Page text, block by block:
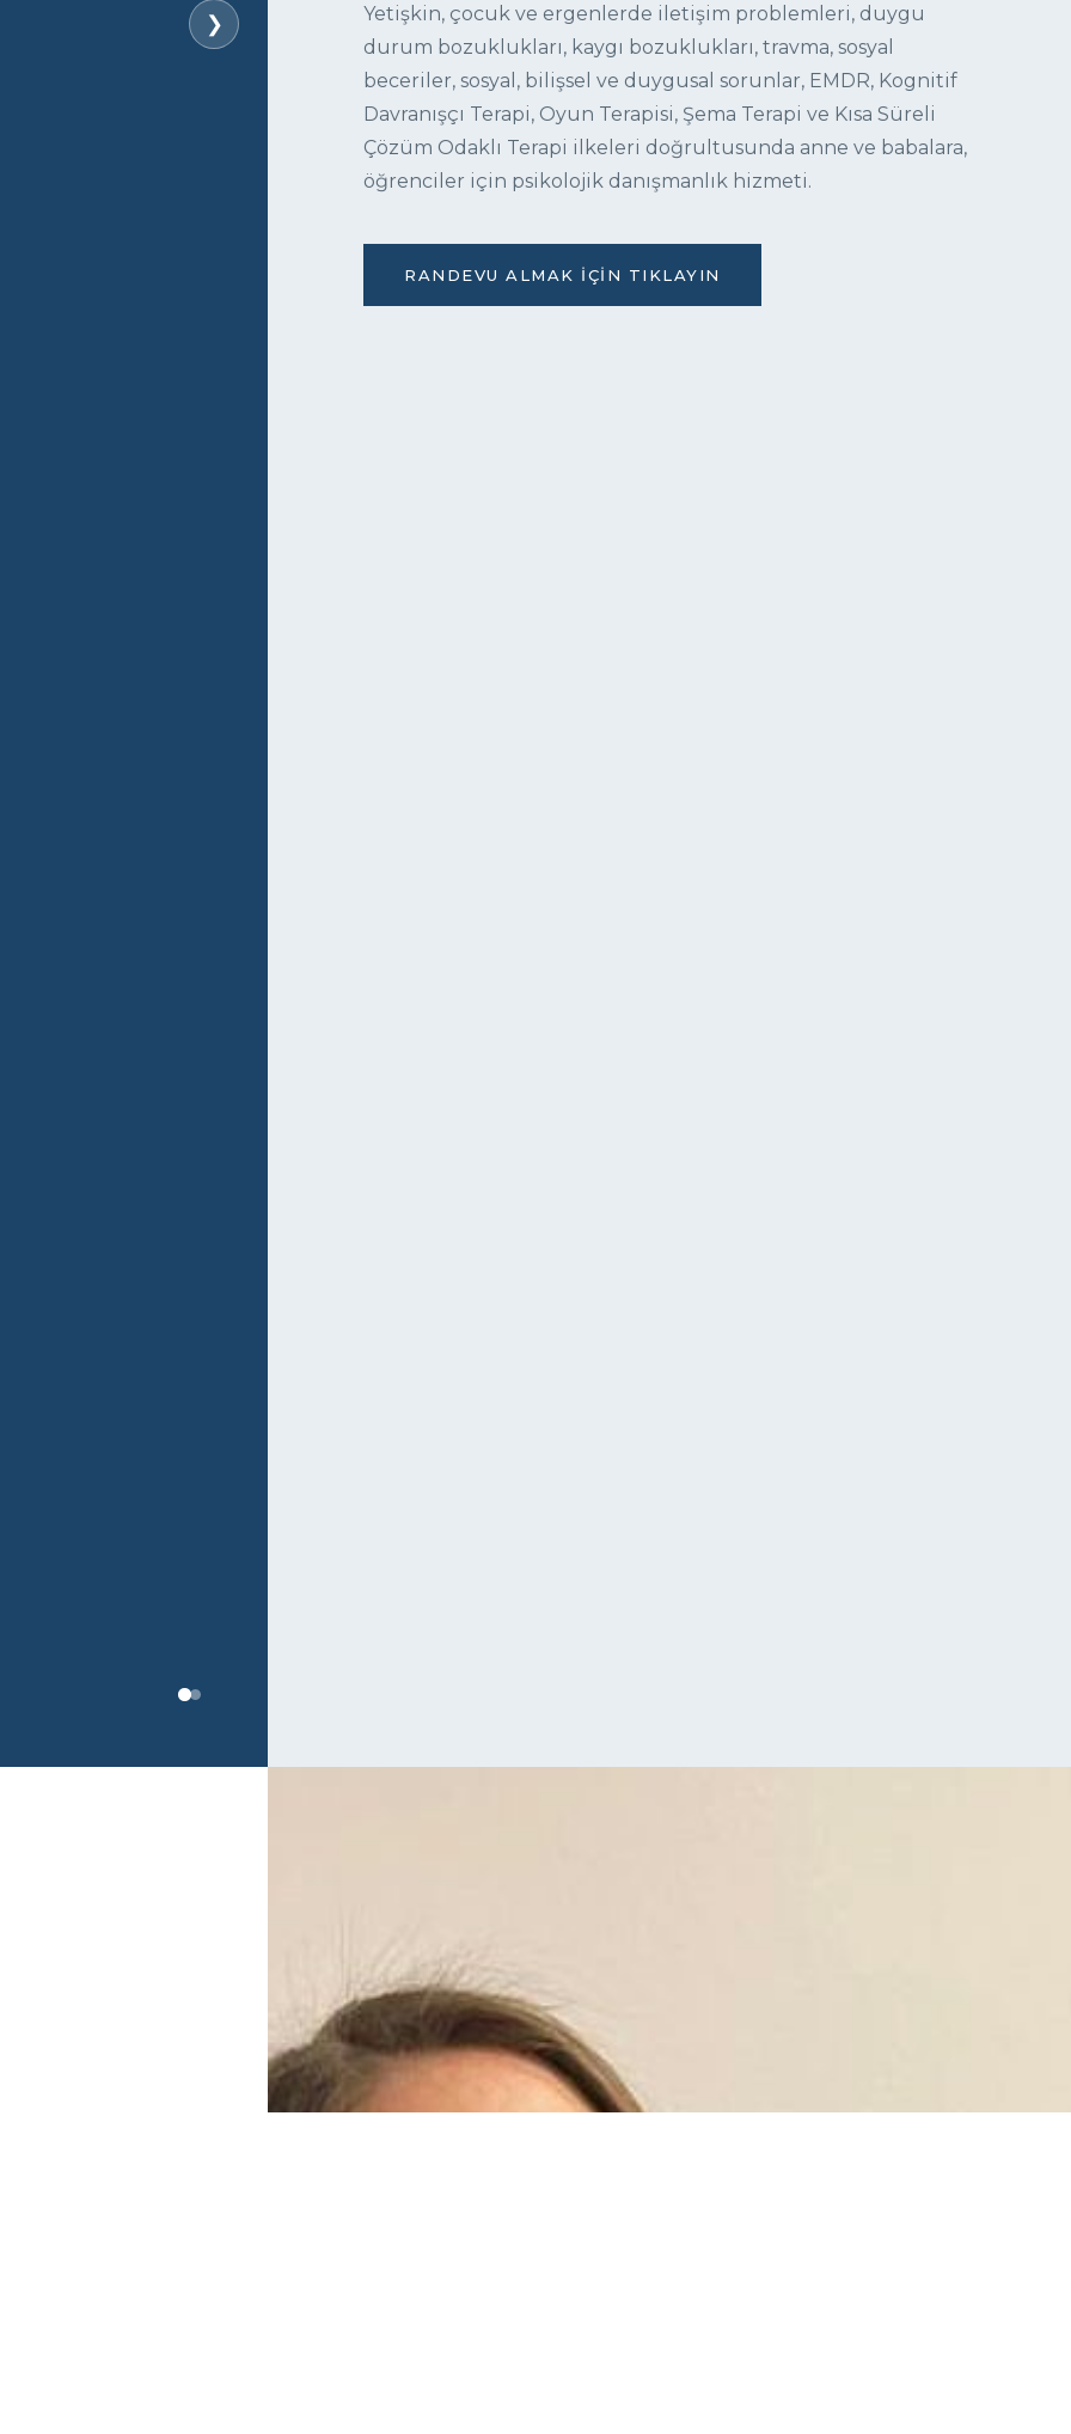
❯
Yetişkin, çocuk ve ergenlerde iletişim problemleri, duygu
durum bozuklukları, kaygı bozuklukları, travma, sosyal
beceriler, sosyal, bilişsel ve duygusal sorunlar, EMDR, Kognitif
Davranışçı Terapi, Oyun Terapisi, Şema Terapi ve Kısa Süreli
Çözüm Odaklı Terapi ilkeleri doğrultusunda anne ve babalara,
öğrenciler için psikolojik danışmanlık hizmeti.
RANDEVU ALMAK İÇIN TIKLAYIN